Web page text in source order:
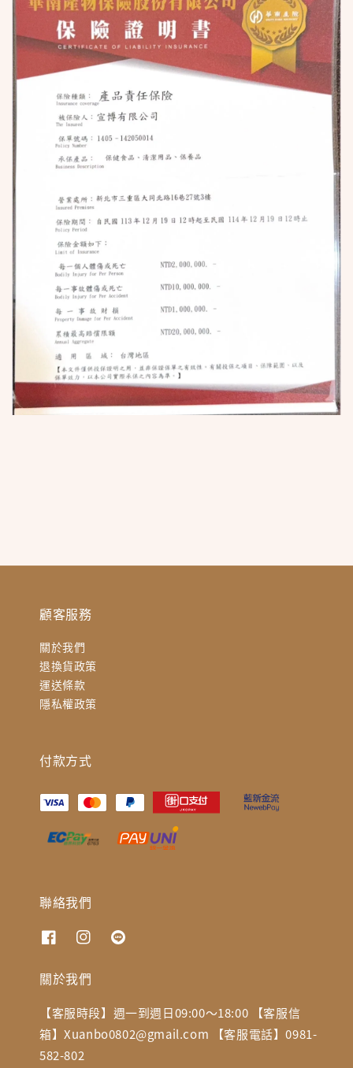
顧客服務
關於我們
退換貨政策
運送條款
隱私權政策
付款方式
聯絡我們
關於我們
【客服時段】週一到週日09:00～18:00 【客服信
箱】Xuanbo0802@gmail.com 【客服電話】0981-
582-802